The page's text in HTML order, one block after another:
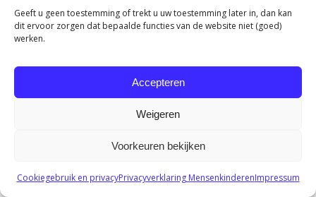
Geeft u geen toestemming of trekt u uw toestemming later in, dan kan
dit ervoor zorgen dat bepaalde functies van de website niet (goed)
werken.
Accepteren
Weigeren
Voorkeuren bekijken
Cookiegebruik en privacyPrivacyverklaring MensenkinderenImpressum